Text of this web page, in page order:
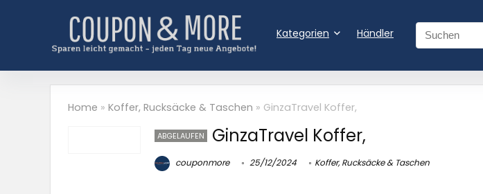
Kategorien Händler
Home » Koffer, Rucksäcke & Taschen » GinzaTravel Koffer,
ABGELAUFEN GinzaTravel Koffer,
couponmore 25/12/2024 Koffer, Rucksäcke & Taschen